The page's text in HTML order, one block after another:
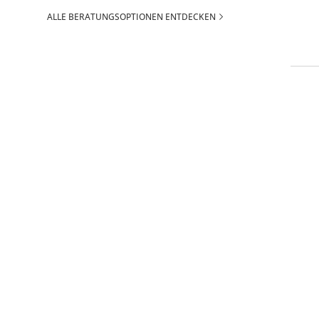
ALLE BERATUNGSOPTIONEN ENTDECKEN